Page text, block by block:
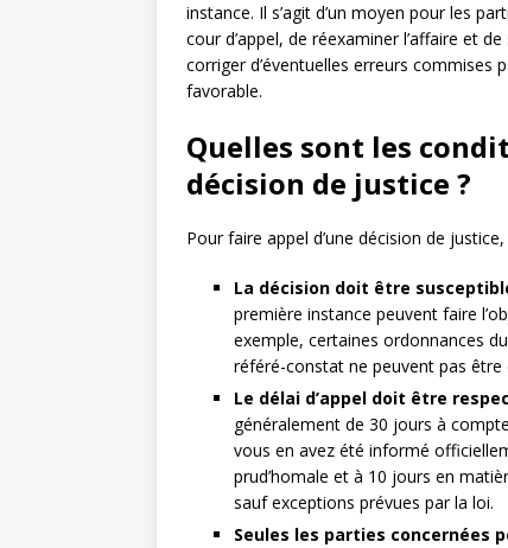
instance. Il s’agit d’un moyen pour les
cour d’appel, de réexaminer l’affaire et
corriger d’éventuelles erreurs commises
favorable.
Quelles sont les
décision de justice ?
Pour faire appel d’une décision de
La décision doit être
première instance peuvent faire
exemple, certaines ordonnances
référé-constat ne peuvent pas être
Le délai d’appel doit être
généralement de 30 jours à
vous en avez été informé
prud’homale et à 10 jours en
sauf exceptions prévues par la loi.
Seules les parties concernées